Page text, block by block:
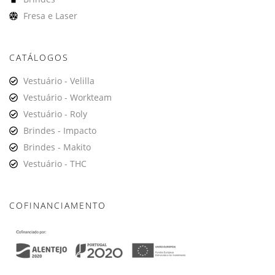
Fresa e Laser
CATÁLOGOS
Vestuário - Velilla
Vestuário - Workteam
Vestuário - Roly
Brindes - Impacto
Brindes - Makito
Vestuário - THC
COFINANCIAMENTO